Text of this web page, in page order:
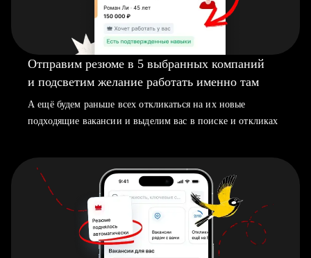
Отправим резюме в 5 выбранных компаний
и подсветим желание работать именно там
А ещё будем раньше всех откликаться на их новые
подходящие вакансии и выделим вас в поиске и откликах